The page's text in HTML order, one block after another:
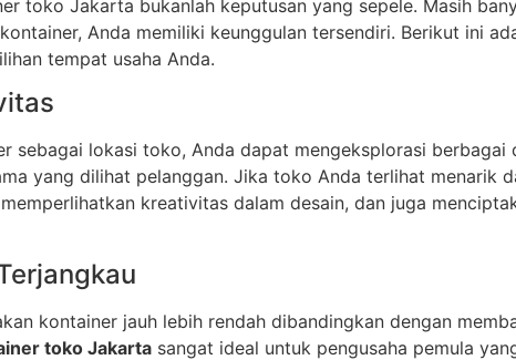
toko Jakarta bukanlah keputusan yang sepele. Masih
Anda memiliki keunggulan tersendiri. Berikut ini
tempat usaha Anda.
sebagai lokasi toko, Anda dapat mengeksplorasi
yang dilihat pelanggan. Jika toko Anda terlihat menarik
kreativitas dalam desain, dan juga
kontainer jauh lebih rendah dibandingkan dengan
toko Jakarta sangat ideal untuk pengusaha pemula